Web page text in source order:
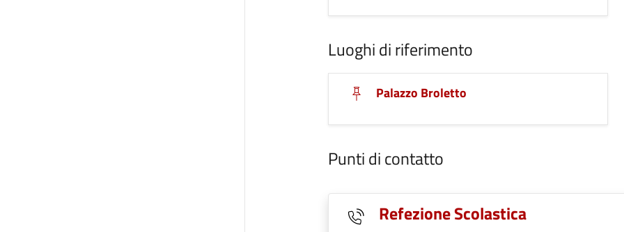
Luoghi di riferimento
Palazzo Broletto
Punti di contatto
Refezione Scolastica